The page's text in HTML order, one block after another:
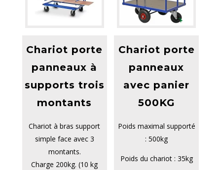
Chariot porte
panneaux à
supports trois
montants
Chariot à bras support
simple face avec 3
montants.
Charge 200kg. (10 kg
Chariot porte
panneaux
avec panier
500KG
Poids maximal supporté
: 500kg
Poids du chariot : 35kg